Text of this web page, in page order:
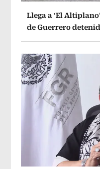
Llega a ‘El
de Guerrero